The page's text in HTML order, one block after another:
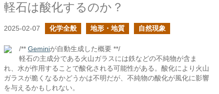
軽石は酸化するのか？
2025-02-07 化学全般 地形・地質 自然現象
/** Geminiが自動生成した概要 **/
軽石の主成分である火山ガラスには鉄などの不純物が含ま
れ、水が作用することで酸化される可能性がある。酸化により火山
ガラスが脆くなるかどうかは不明だが、不純物の酸化が風化に影響
を与えるかもしれない。